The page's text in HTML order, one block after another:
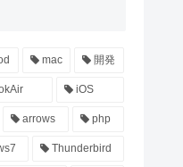
mac 開発
iOS
arrows php
Thunderbird